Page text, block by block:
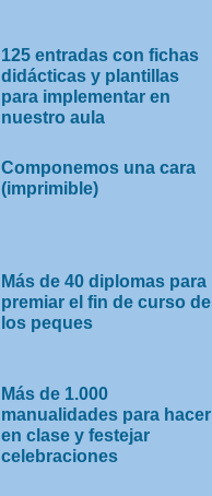
125 entradas con fichas
didácticas y plantillas
para implementar en
nuestro aula
Componemos una cara
(imprimible)
Más de 40 diplomas para
premiar el fin de curso de
los peques
Más de 1.000
manualidades para hacer
en clase y festejar
celebraciones